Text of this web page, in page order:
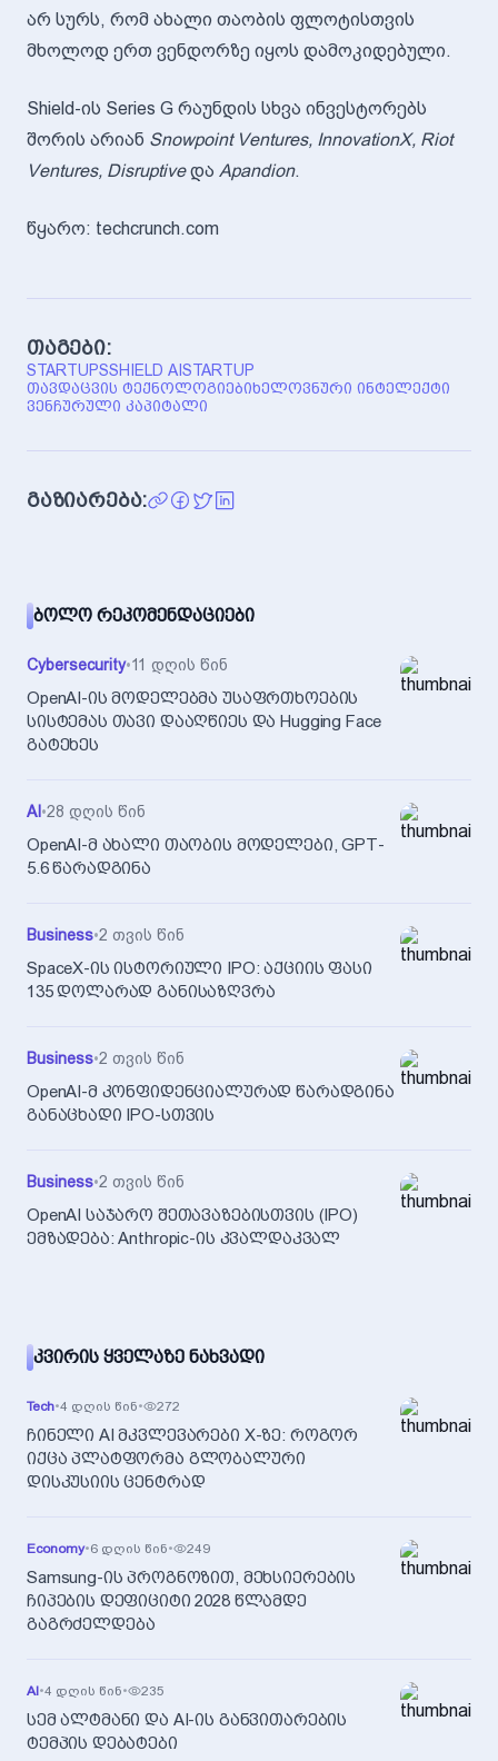
არ სურს, რომ ახალი თაობის ფლოტისთვის
მხოლოდ ერთ ვენდორზე იყოს დამოკიდებული.
Shield-ის Series G რაუნდის სხვა ინვესტორებს
შორის არიან Snowpoint Ventures, InnovationX, Riot
Ventures, Disruptiveდა Apandion.
წყარო: techcrunch.com
თაგები:
STARTUPSSHIELD AI STARTUP
ᲗᲐᲕᲓᲐᲪᲕᲘᲡ ᲢᲔᲥᲜᲝᲚᲝᲒᲘᲔᲑᲘᲮᲔᲚᲝᲕᲜᲣᲠᲘ ᲘᲜᲢᲔᲚᲔᲥᲢᲘ
ᲕᲔᲜᲩᲣᲠᲣᲚᲘ ᲙᲐᲞᲘᲢᲐᲚᲘ
გაზიარება:
ᲑᲝᲚᲝ ᲠᲔᲙᲝᲛᲔᲜᲓᲐᲪᲘᲔᲑᲘ
Cybersecurity•11 დღის წინ
OpenAI-ის მოდელებმა უსაფრთხოების
სისტემას თავი დააღწიეს და Hugging Face
გატეხეს
AI •28 დღის წინ
OpenAI-მ ახალი თაობის მოდელები, GPT-
5.6 წარადგინა
Business•2 თვის წინ
SpaceX-ის ისტორიული IPO: აქციის ფასი
135 დოლარად განისაზღვრა
Business•2 თვის წინ
OpenAI-მ კონფიდენციალურად წარადგინა
განაცხადი IPO-სთვის
Business•2 თვის წინ
OpenAI საჯარო შეთავაზებისთვის (IPO)
ემზადება: Anthropic-ის კვალდაკვალ
ᲙᲕᲘᲠᲘᲡ ᲧᲕᲔᲚᲐᲖᲔ ᲜᲐᲮᲕᲐᲓᲘ
Tech•4 დღის წინ• 272
ჩინელი AI მკვლევარები X-ზე: როგორ
იქცა პლატფორმა გლობალური
დისკუსიის ცენტრად
Economy•6 დღის წინ• 249
Samsung-ის პროგნოზით, მეხსიერების
ჩიპების დეფიციტი 2028 წლამდე
გაგრძელდება
AI•4 დღის წინ• 235
სემ ალტმანი და AI-ის განვითარების
ტემპის დებატები